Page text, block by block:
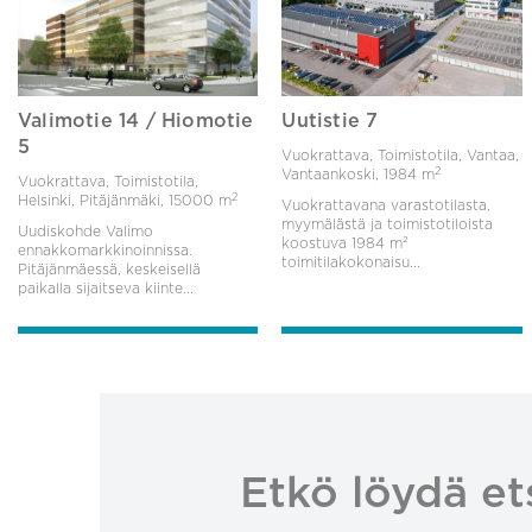
Valimotie 14 / Hiomotie
5
Vuokrattava, Toimistotila,
Helsinki, Pitäjänmäki, 15000 m2
Uudiskohde Valimo
ennakkomarkkinoinnissa.
Pitäjänmäessä, keskeisellä
paikalla sijaitseva kiinte...
Uutistie 7
Vuokrattava, Toimistotila, Vantaa,
Vantaankoski,1984 m2
Vuokrattavana varastotilasta,
myymälästä ja toimistotiloista
koostuva 1984 m²
toimitilakokonaisu...
Etkö löydä